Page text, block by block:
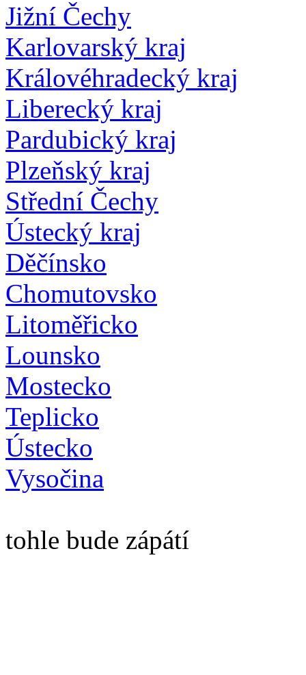
Jižní Čechy
Karlovarský kraj
Královéhradecký kraj
Liberecký kraj
Pardubický kraj
Plzeňský kraj
Střední Čechy
Ústecký kraj
Děčínsko
Chomutovsko
Litoměřicko
Lounsko
Mostecko
Teplicko
Ústecko
Vysočina
tohle bude zápátí